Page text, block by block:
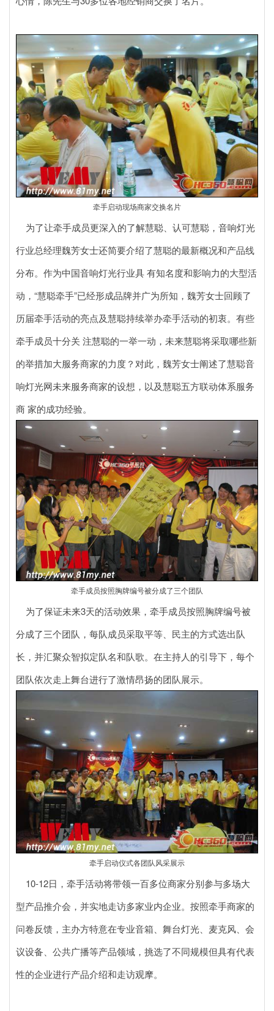
牵手启动现场商家交换名片
为了让牵手成员更深入的了解慧聪、认可慧聪，音响灯光
行业总经理魏芳女士还简要介绍了慧聪的最新概况和产品线
分布。作为中国音响灯光行业具 有知名度和影响力的大型活
动，“慧聪牵手”已经形成品牌并广为所知，魏芳女士回顾了
历届牵手活动的亮点及慧聪持续举办牵手活动的初衷。有些
牵手成员十分关 注慧聪的一举一动，未来慧聪将采取哪些新
的举措加大服务商家的力度？对此，魏芳女士阐述了慧聪音
响灯光网未来服务商家的设想，以及慧聪五方联动体系服务
商 家的成功经验。
牵手成员按照胸牌编号被分成了三个团队
为了保证未来3天的活动效果，牵手成员按照胸牌编号被
分成了三个团队，每队成员采取平等、民主的方式选出队
长，并汇聚众智拟定队名和队歌。在主持人的引导下，每个
团队依次走上舞台进行了激情昂扬的团队展示。
牵手启动仪式各团队风采展示
10-12日，牵手活动将带领一百多位商家分别参与多场大
型产品推介会，并实地走访多家业内企业。按照牵手商家的
问卷反馈，主办方特意在专业音箱、舞台灯光、麦克风、会
议设备、公共广播等产品领域，挑选了不同规模但具有代表
性的企业进行产品介绍和走访观摩。